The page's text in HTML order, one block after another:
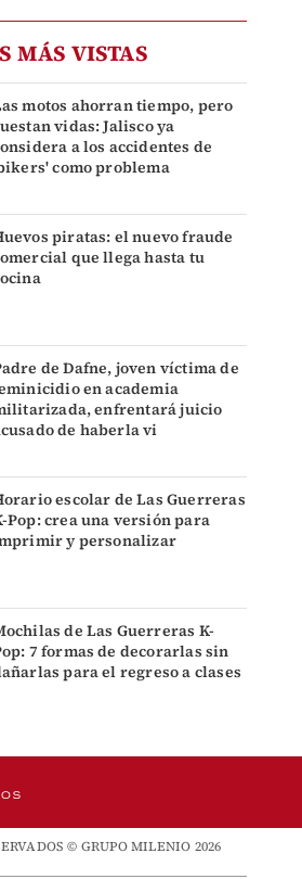
MÁS VISTAS
motos ahorran tiempo, pero
vidas: Jalisco ya
a los accidentes de
como problema
piratas: el nuevo fraude
que llega hasta tu
de Dafne, joven víctima de
en academia
enfrentará juicio
de haberla vi
escolar de Las Guerreras
Pop: crea una versión para
y personalizar
de Las Guerreras K-
7 formas de decorarlas sin
para el regreso a clases
© GRUPO MILENIO 2026